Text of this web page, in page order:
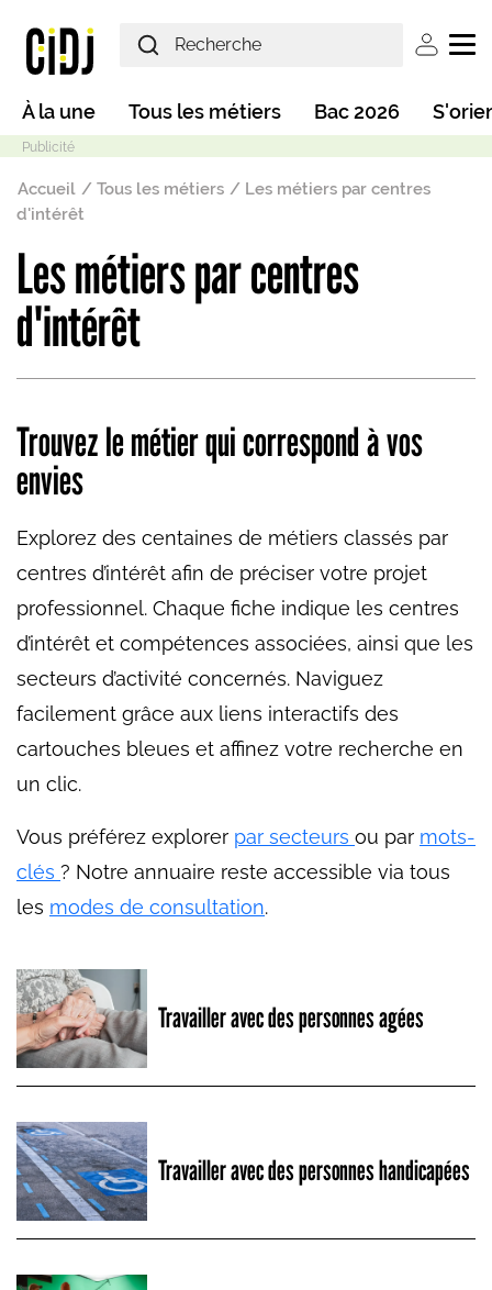
User
Main navigation
À la une Tous les métiers Bac 2026
Mode sombre
Fil d'Ariane
Accueil Tous les métiers
Les métiers par centres
d'intérêt
Les métiers par centres
d'intérêt
Trouvez le métier qui correspond à vos
envies
Explorez des centaines de métiers classés par
centres d’intérêt afin de préciser votre projet
professionnel. Chaque fiche indique les centres
d’intérêt et compétences associées, ainsi que les
secteurs d’activité concernés. Naviguez
facilement grâce aux liens interactifs des
cartouches bleues et affinez votre recherche en
un clic.
Vous préférez explorer par secteurs ou par mots-
clés ? Notre annuaire reste accessible via tous
les modes de consultation.
Travailler avec des personnes agées
Travailler avec des personnes handicapées